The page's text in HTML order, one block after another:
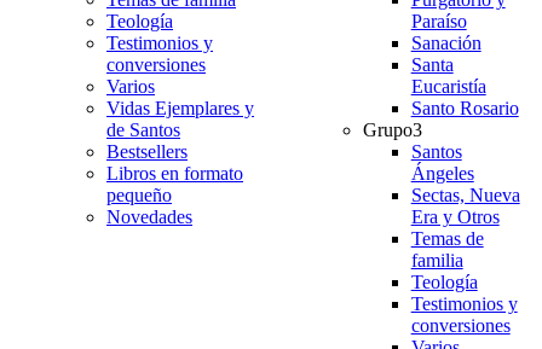
Teología
Testimonios y
conversiones
Varios
Vidas Ejemplares y
de Santos
Bestsellers
Libros en formato
pequeño
Novedades
Paraíso
Sanación
Santa
Eucaristía
Santo Rosario
Grupo3
Santos
Ángeles
Sectas, Nueva
Era y Otros
Temas de
familia
Teología
Testimonios y
conversiones